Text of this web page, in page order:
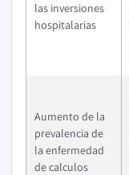
las inversiones
hospitalarias
Aumento de la
prevalencia de
la enfermedad
de calculos